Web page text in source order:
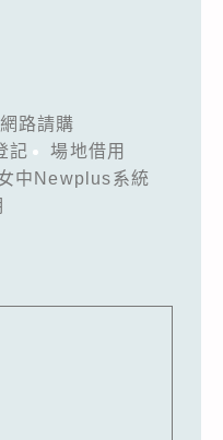
網路請購
記
場地借用
中Newplus系統